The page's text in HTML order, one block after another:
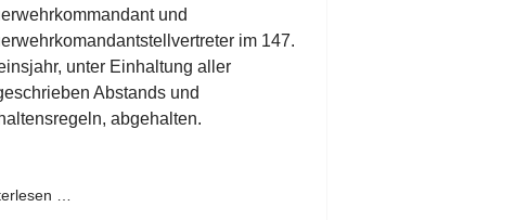
und
im 147.
unter Einhaltung aller
Abstands und
abgehalten.
…